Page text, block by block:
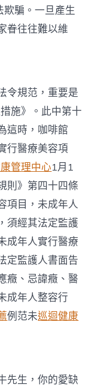
欺騙。一旦產生
眷往往難以維
規范，重要是
施》。此中第十
這時，咖啡館
行醫療美容項
管理中心1月1
則》第四十四條
項目，未成年人
須經其法定監護
成年人實行醫療
定監護人書面告
癥、忌諱癥、醫
成年人整容行
例范未巡迴健康
生，你的愛缺